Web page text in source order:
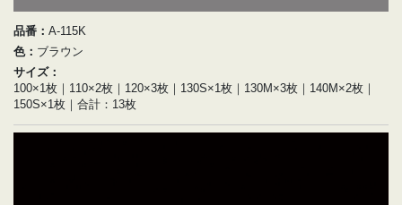
品番： A-115K
色： ブラウン
サイズ：
100×1枚｜110×2枚｜120×3枚｜130S×1枚｜130M×3枚｜140M×2枚｜
150S×1枚｜合計：13枚